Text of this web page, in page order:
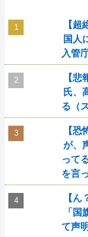
【
国人
入管
【
氏、
る（
【
が、
って
を言
【
「
て声明